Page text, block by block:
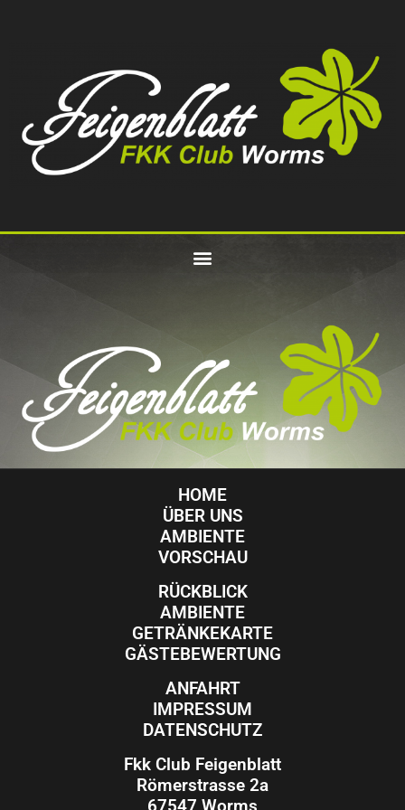
HOME
ÜBER UNS
AMBIENTE
VORSCHAU
RÜCKBLICK
AMBIENTE
GETRÄNKEKARTE
GÄSTEBEWERTUNG
ANFAHRT
IMPRESSUM
DATENSCHUTZ
Fkk Club Feigenblatt
Römerstrasse 2a